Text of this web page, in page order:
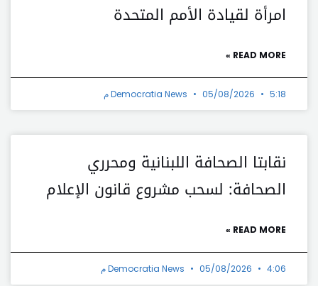
امرأة لقيادة الأمم المتحدة
READ MORE »
Democratia News 05/08/2026 5:18 م
نقابتا الصحافة اللبنانية ومحرري
الصحافة: لسحب مشروع قانون الإعلام
READ MORE »
Democratia News 05/08/2026 4:06 م